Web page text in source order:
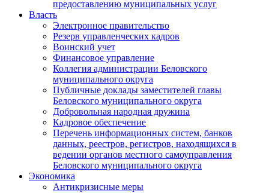
предоставлению муниципальных услуг
Власть
Электронное правительство
Резерв управленческих кадров
Воинский учет
Финансовое управление
Коллегия администрации Беловского
муниципального округа
Публичные доклады заместителей главы
Беловского муниципального округа
Добровольная народная дружина
Кадровое обеспечение
Перечень информационных систем, банков
данных, реестров, регистров, находящихся в
ведении органов местного самоуправления
Беловского муниципального округа
Экономика
Антикризисные меры